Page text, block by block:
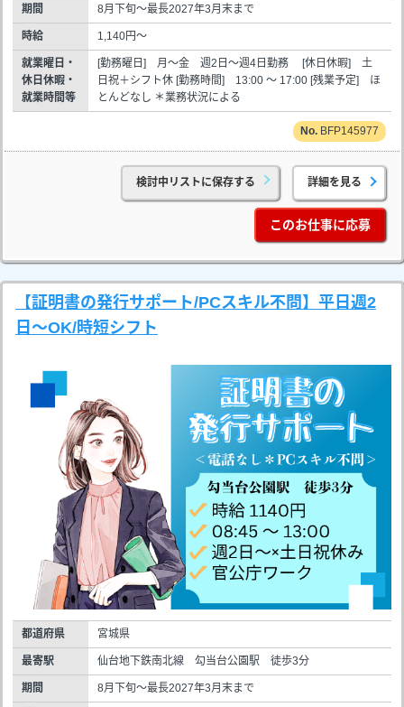
期間 8月下旬～最長2027年3月末まで
時給 1,140円～
就業曜日・
休日休暇・
就業時間等
[勤務曜日] 月～金 週2日～週4日勤務 [休日休暇] 土
日祝＋シフト休 [勤務時間] 13:00 ～ 17:00 [残業予定] ほ
とんどなし ＊業務状況による
BFP145977
検討中リストに保存する 詳細を見る
このお仕事に応募
【証明書の発行サポート/PCスキル不問】平日週2
日～OK/時短シフト
都道府県 宮城県
最寄駅 仙台地下鉄南北線 勾当台公園駅 徒歩3分
期間 8月下旬～最長2027年3月末まで